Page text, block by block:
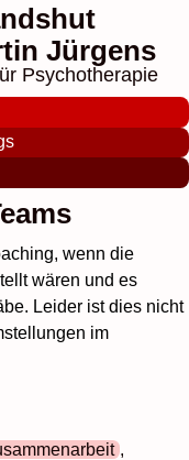
Jürgens
Psychotherapie
wenn die
wären und es
Leider ist dies nicht
im
,